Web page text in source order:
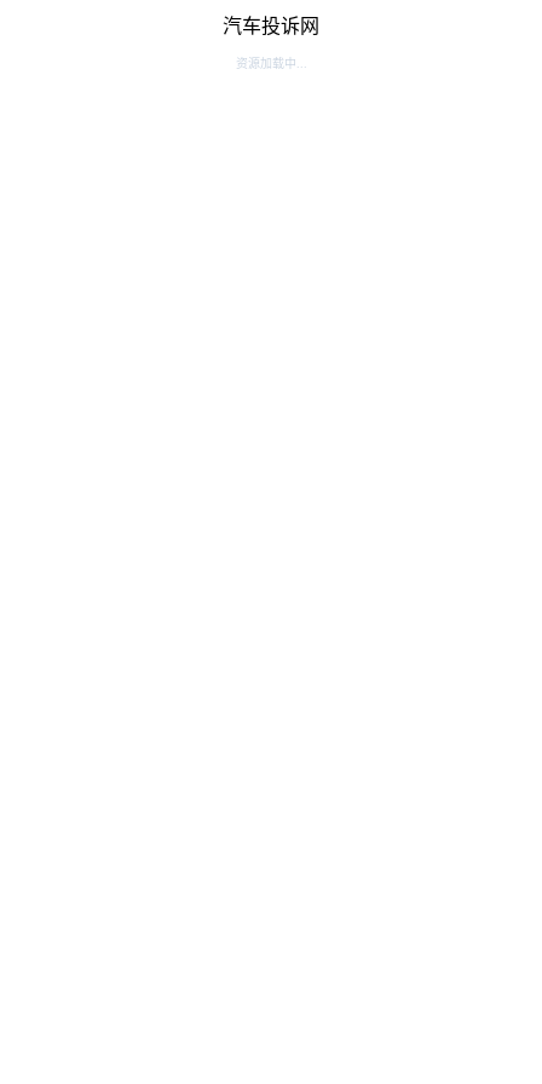
汽车投诉网
资源加载中...